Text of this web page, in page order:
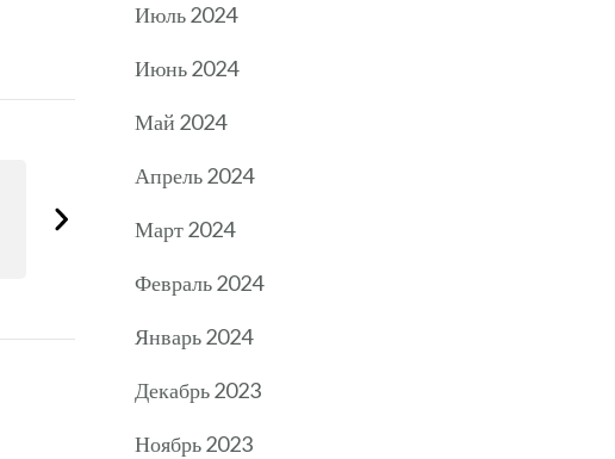
Июль 2024
Июнь 2024
Май 2024
Апрель 2024
Март 2024
Февраль 2024
Январь 2024
Декабрь 2023
Ноябрь 2023